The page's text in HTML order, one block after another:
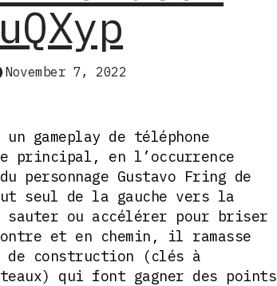
November 7, 2022
gameplay de téléphone
principal, en l’occurrence
personnage Gustavo Fring de
seul de la gauche vers la
ou accélérer pour briser
et en chemin, il ramasse
construction (clés à
qui font gagner des points